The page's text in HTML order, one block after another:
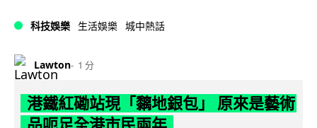
科技娛樂 生活娛樂 城中熱話
Lawton 1 分
港鐵紅磡站現「黐地銀包」 原來是藝術